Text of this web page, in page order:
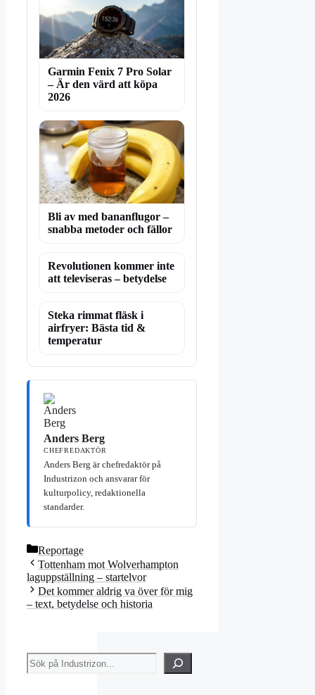
Garmin Fenix 7 Pro Solar
– Är den värd att köpa
2026
Bli av med bananflugor –
snabba metoder och fällor
Revolutionen kommer inte
att televiseras – betydelse
Steka rimmat fläsk i
airfryer: Bästa tid &
temperatur
Anders Berg
CHEFREDAKTÖR
Anders Berg är chefredaktör på
Industrizon och ansvarar för
kulturpolicy, redaktionella
standarder.
Kategorier
Reportage
Tottenham mot Wolverhampton
laguppställning – startelvor
Det kommer aldrig va över för mig
– text, betydelse och historia
Sök